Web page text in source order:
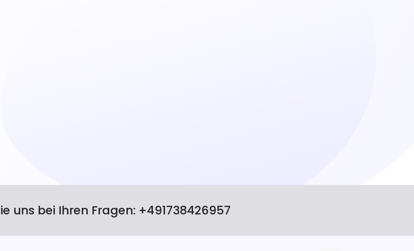
uns bei Ihren Fragen: +491738426957